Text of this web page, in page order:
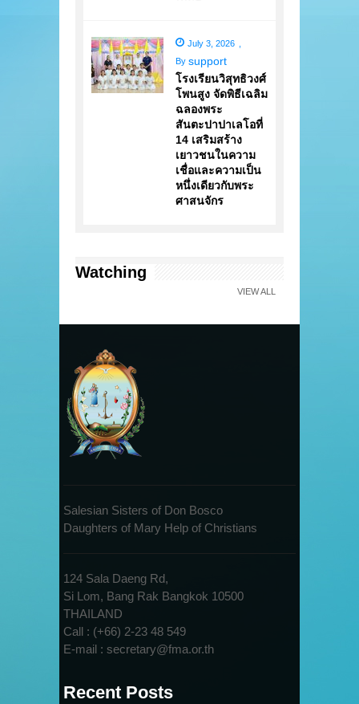
July 3, 2026
By support
โรงเรียนวิสุทธิวงศ์
โพนสูง จัดพิธีเฉลิม
ฉลองพระ
สันตะปาปาเลโอที่
14 เสริมสร้าง
เยาวชนในความ
เชื่อและความเป็น
หนึ่งเดียวกับพระ
ศาสนจักร
Watching
VIEW ALL
Salesian Sisters of Don Bosco
Daughters of Mary Help of Christians
124 Sala Daeng Rd,
Si Lom, Bang Rak Bangkok 10500
THAILAND
Call : (+66) 2-23 48 549
E-mail : secretary@fma.or.th
Recent Posts